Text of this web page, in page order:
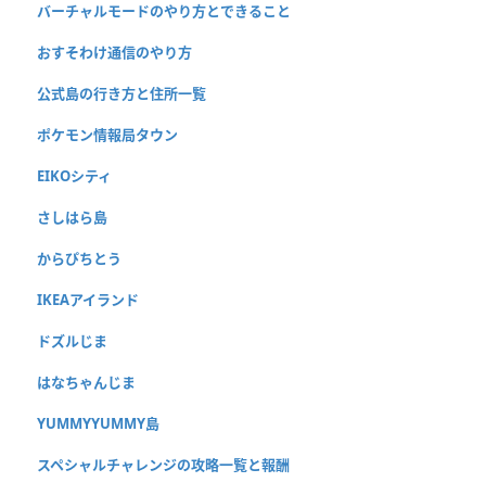
バーチャルモードのやり方とできること
おすそわけ通信のやり方
公式島の行き方と住所一覧
ポケモン情報局タウン
EIKOシティ
さしはら島
からぴちとう
IKEAアイランド
ドズルじま
はなちゃんじま
YUMMYYUMMY島
スペシャルチャレンジの攻略一覧と報酬